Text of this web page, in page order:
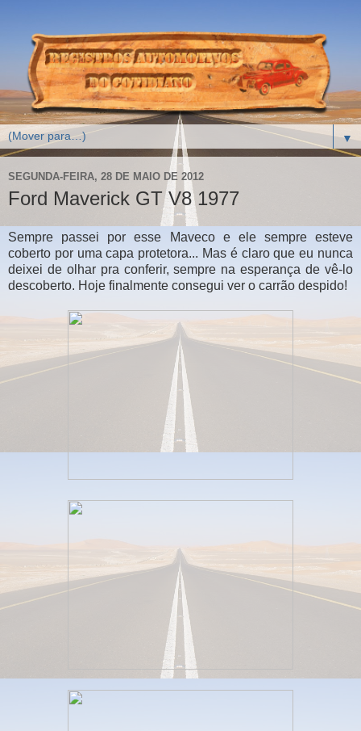
▼
SEGUNDA-FEIRA, 28 DE MAIO DE 2012
Ford Maverick GT V8 1977
Sempre passei por esse Maveco e ele sempre esteve
coberto por uma capa protetora... Mas é claro que eu nunca
deixei de olhar pra conferir, sempre na esperança de vê-lo
descoberto. Hoje finalmente consegui ver o carrão despido!